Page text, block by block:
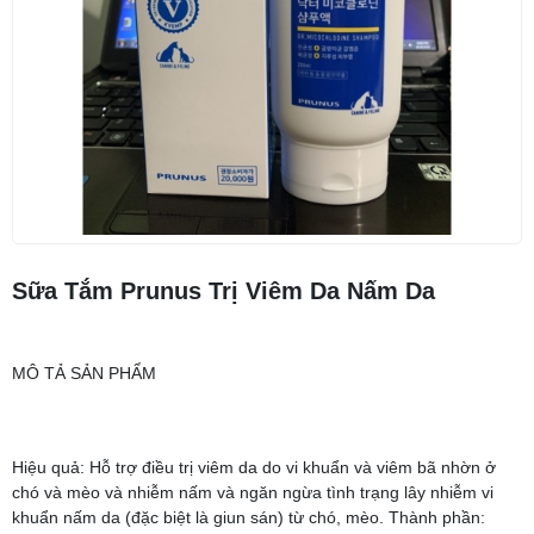
Sữa Tắm Prunus Trị Viêm Da Nấm Da
MÔ TẢ SẢN PHẨM
Hiệu quả: Hỗ trợ điều trị viêm da do vi khuẩn và viêm bã nhờn ở
chó và mèo và nhiễm nấm và ngăn ngừa tình trạng lây nhiễm vi
khuẩn nấm da (đặc biệt là giun sán) từ chó, mèo. Thành phần: